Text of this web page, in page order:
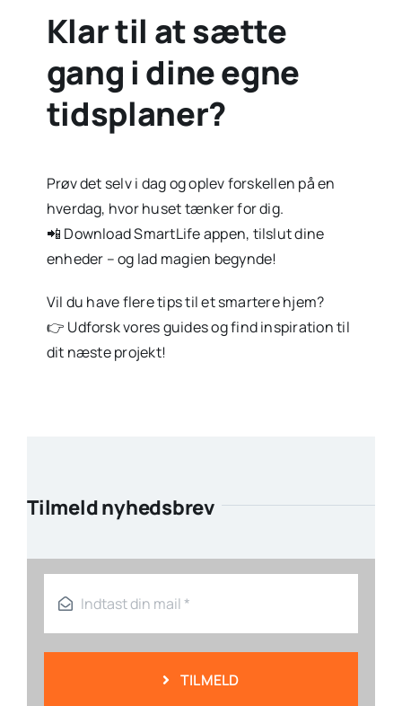
Klar til at sætte
gang i dine egne
tidsplaner?
Prøv det selv i dag og oplev forskellen på en
hverdag, hvor huset tænker for dig.
📲 Download SmartLife appen, tilslut dine
enheder – og lad magien begynde!
Vil du have flere tips til et smartere hjem?
👉 Udforsk vores guides og find inspiration til
dit næste projekt!
Tilmeld nyhedsbrev
TILMELD